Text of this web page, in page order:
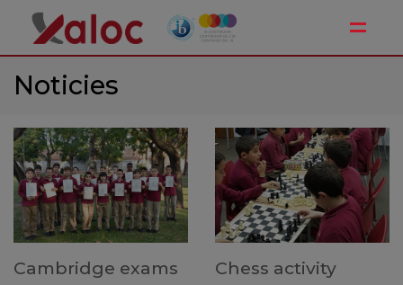
Noticies
Cambridge exams Chess activity